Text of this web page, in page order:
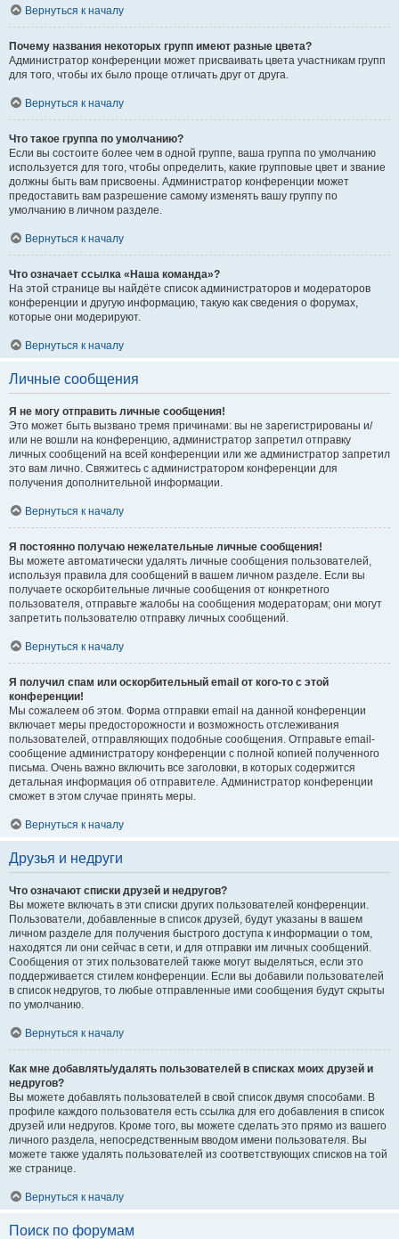
Вернуться к началу
Почему названия некоторых групп имеют разные цвета?
Администратор конференции может присваивать цвета участникам групп
для того, чтобы их было проще отличать друг от друга.
Вернуться к началу
Что такое группа по умолчанию?
Если вы состоите более чем в одной группе, ваша группа по умолчанию
используется для того, чтобы определить, какие групповые цвет и звание
должны быть вам присвоены. Администратор конференции может
предоставить вам разрешение самому изменять вашу группу по
умолчанию в личном разделе.
Вернуться к началу
Что означает ссылка «Наша команда»?
На этой странице вы найдёте список администраторов и модераторов
конференции и другую информацию, такую как сведения о форумах,
которые они модерируют.
Вернуться к началу
Личные сообщения
Я не могу отправить личные сообщения!
Это может быть вызвано тремя причинами: вы не зарегистрированы и/
или не вошли на конференцию, администратор запретил отправку
личных сообщений на всей конференции или же администратор запретил
это вам лично. Свяжитесь с администратором конференции для
получения дополнительной информации.
Вернуться к началу
Я постоянно получаю нежелательные личные сообщения!
Вы можете автоматически удалять личные сообщения пользователей,
используя правила для сообщений в вашем личном разделе. Если вы
получаете оскорбительные личные сообщения от конкретного
пользователя, отправьте жалобы на сообщения модераторам; они могут
запретить пользователю отправку личных сообщений.
Вернуться к началу
Я получил спам или оскорбительный email от кого-то с этой
конференции!
Мы сожалеем об этом. Форма отправки email на данной конференции
включает меры предосторожности и возможность отслеживания
пользователей, отправляющих подобные сообщения. Отправьте email-
сообщение администратору конференции с полной копией полученного
письма. Очень важно включить все заголовки, в которых содержится
детальная информация об отправителе. Администратор конференции
сможет в этом случае принять меры.
Вернуться к началу
Друзья и недруги
Что означают списки друзей и недругов?
Вы можете включать в эти списки других пользователей конференции.
Пользователи, добавленные в список друзей, будут указаны в вашем
личном разделе для получения быстрого доступа к информации о том,
находятся ли они сейчас в сети, и для отправки им личных сообщений.
Сообщения от этих пользователей также могут выделяться, если это
поддерживается стилем конференции. Если вы добавили пользователей
в список недругов, то любые отправленные ими сообщения будут скрыты
по умолчанию.
Вернуться к началу
Как мне добавлять/удалять пользователей в списках моих друзей и
недругов?
Вы можете добавлять пользователей в свой список двумя способами. В
профиле каждого пользователя есть ссылка для его добавления в список
друзей или недругов. Кроме того, вы можете сделать это прямо из вашего
личного раздела, непосредственным вводом имени пользователя. Вы
можете также удалять пользователей из соответствующих списков на той
же странице.
Вернуться к началу
Поиск по форумам